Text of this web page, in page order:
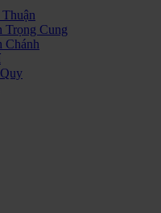
Trọng Cung
Chánh